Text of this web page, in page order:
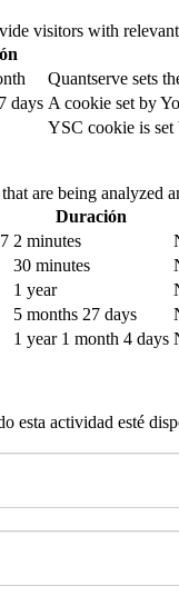
visitors with
Quantserve sets
days A cookie set by
YSC cookie is set
are being analyzed
Duración
2 minutes
30 minutes
1 year
5 months 27 days
1 year 1 month 4 days
esta actividad esté